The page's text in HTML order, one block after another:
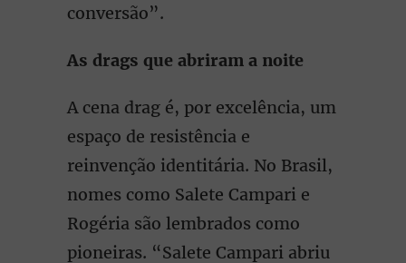
conversão”.
As drags que abriram a noite
A cena drag é, por excelência, um
espaço de resistência e
reinvenção identitária. No Brasil,
nomes como Salete Campari e
Rogéria são lembrados como
pioneiras. “Salete Campari abriu